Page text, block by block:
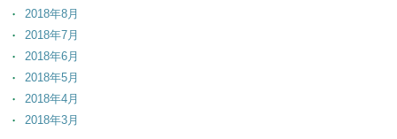
2018年8月
2018年7月
2018年6月
2018年5月
2018年4月
2018年3月